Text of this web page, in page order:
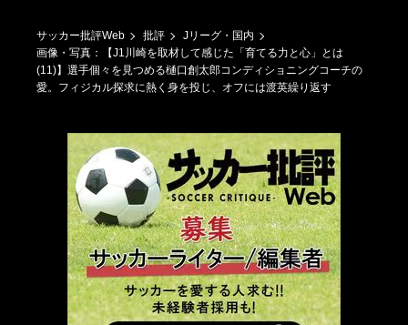
サッカー批評Web 批評
Jリーグ・国内
画像・写真：【J1川崎を取材して感じた「育てる力と心」とは
(11)】選手個々を見つめる樋口創太郎コンディショニングコーチの
愛。フィジカル探求に熱く身を投じ、オフには渡英繰り返す